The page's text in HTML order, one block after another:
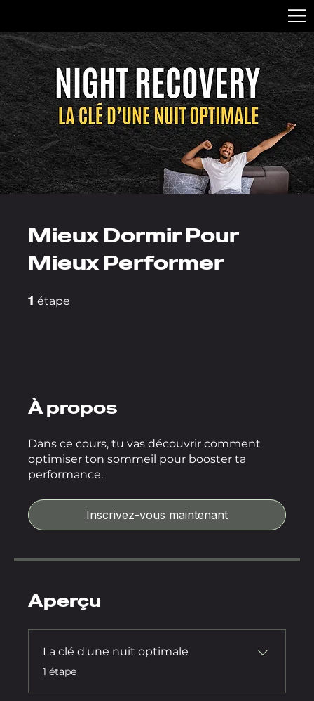
Mieux Dormir Pour
Mieux Performer
1 étape
À propos
Dans ce cours, tu vas découvrir comment
optimiser ton sommeil pour booster ta
performance.
Inscrivez-vous maintenant
Aperçu
La clé d'une nuit optimale
.1 étape